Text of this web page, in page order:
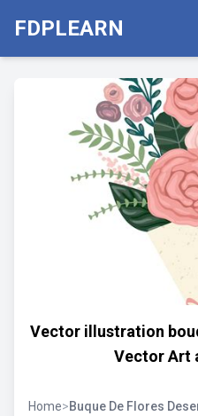
FDPLEARN
Vector illustration
Vector Art
Home>Buque De Flores